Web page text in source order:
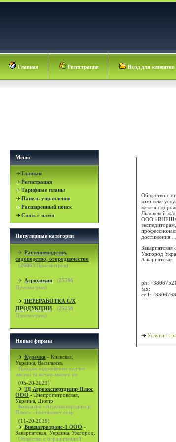
Главная Регистрация Вход для клиентов
Меню
Главная
Регистрация
Тарифные планы
Панель управления
Расширенный поиск
Связь с нами
Популярные категории
Растениеводство,
садоводство, огородничество
(26063 Просмотров)
Агрохимия (25796
Просмотров)
ПЕРЕРАБОТКА С/Х
ПРОДУКЦИИ
(25250
Просмотров)
Новые фирмы
Курочка - Киевская,
Украина, Васильков.
Продаж підрощених курчат
мясної та яєчно-мясної по
(05-20-2021)
ТД Агроэкспертднепр Плюс
ООО - Днепропетровская,
Украина, Днепр.
Компания «Агроэкспертднепр
Плюс» - поставляет совр
(11-20-2019)
Внешагротранс-1 ООО -
Закарпатская, Украина, Ужгород.
Общество с ограниченной
Общество с
комплекс
Львовской ж/
ООО
достижения ...
Ужгород
Закарпатская
ph:
fax:
cell:
Услуги /